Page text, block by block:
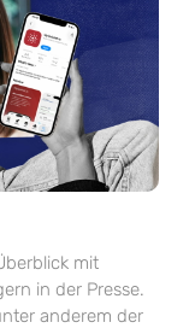
mit
in der Presse.
anderem der